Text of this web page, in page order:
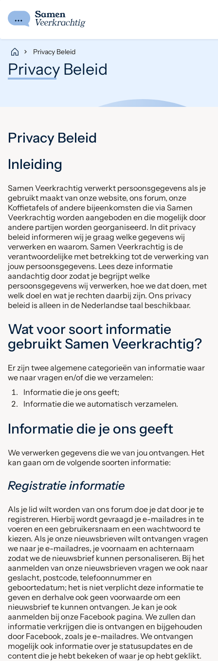
Privacy Beleid
Privacy Beleid
Privacy Beleid
Inleiding
Samen Veerkrachtig verwerkt persoonsgegevens als je
gebruikt maakt van onze website, ons forum, onze
Koffietafels of andere bijeenkomsten die via Samen
Veerkrachtig worden aangeboden en die mogelijk door
andere partijen worden georganiseerd. In dit privacy
beleid informeren wij je graag welke gegevens wij
verwerken en waarom. Samen Veerkrachtig is de
verantwoordelijke met betrekking tot de verwerking van
jouw persoonsgegevens. Lees deze informatie
aandachtig door zodat je begrijpt welke
persoonsgegevens wij verwerken, hoe we dat doen, met
welk doel en wat je rechten daarbij zijn. Ons privacy
beleid is alleen in de Nederlandse taal beschikbaar.
Wat voor soort informatie
gebruikt Samen Veerkrachtig?
Er zijn twee algemene categorieën van informatie waar
we naar vragen en/of die we verzamelen:
Informatie die je ons geeft;
Informatie die we automatisch verzamelen.
Informatie die je ons geeft
We verwerken gegevens die we van jou ontvangen. Het
kan gaan om de volgende soorten informatie:
Registratie informatie
Als je lid wilt worden van ons forum doe je dat door je te
registreren. Hierbij wordt gevraagd je e-mailadres in te
voeren en een gebruikersnaam en een wachtwoord te
kiezen. Als je onze nieuwsbrieven wilt ontvangen vragen
we naar je e-mailadres, je voornaam en achternaam
zodat we de nieuwsbrief kunnen personaliseren. Bij het
aanmelden van onze nieuwsbrieven vragen we ook naar
geslacht, postcode, telefoonnummer en
geboortedatum; het is niet verplicht deze informatie te
geven en derhalve ook geen voorwaarde om een
nieuwsbrief te kunnen ontvangen. Je kan je ook
aanmelden bij onze Facebook pagina. We zullen dan
informatie verkrijgen die is ontvangen en bijgehouden
door Facebook, zoals je e-mailadres. We ontvangen
mogelijk ook informatie over je statusupdates en de
content die je hebt bekeken of waar je op hebt geklikt.